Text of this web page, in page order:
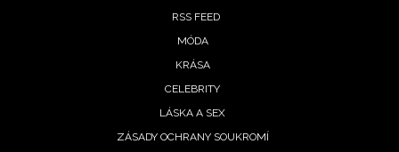
RSS FEED
MÓDA
KRÁSA
CELEBRITY
LÁSKA A SEX
ZÁSADY OCHRANY SOUKROMÍ